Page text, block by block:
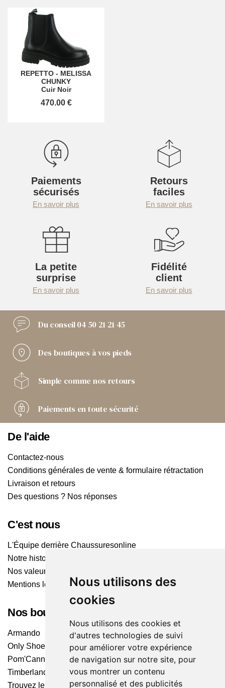
Nous utilisons des
cookies
Nous utilisons des cookies et
d'autres technologies de suivi
pour améliorer votre expérience
de navigation sur notre site, pour
vous montrer un contenu
personnalisé et des publicités
REPETTO - MELISSA
CHUNKY
Cuir Noir
470.00 €
Paiements
sécurisés
En savoir plus
Retours
faciles
En savoir plus
La petite
surprise
En savoir plus
Fidélité
client
En savoir plus
Du conseil04 50 21 21 45
Des boutiques à vos pieds
Simple comme nos retours
Paiements en toute sécurité
De l'aide
Contactez-nous
Conditions générales de vente & formulaire rétractation
Livraison et retours
Des questions ? Nos réponses
C'est nous
L'Équipe derrière Chaussuresonline
Notre histoire
Nos valeurs
Mentions légales
Nos boutiques
Armando
Only Shoes
Pom'Cannelle
Timberland
Trouvez le magasin le plus proche